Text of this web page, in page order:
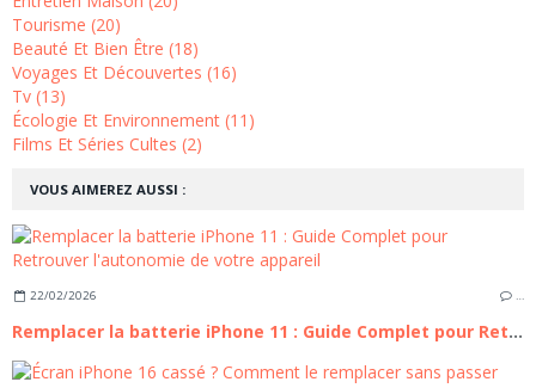
VOUS AIMEREZ AUSSI :
22/02/2026 …
Remplacer la batterie iPhone 11 : Guide Complet pour Retrouver l'autonomie de votre appareil
Tourisme (20)
Beauté Et Bien Être (18)
Voyages Et Découvertes (16)
Tv (13)
Écologie Et Environnement (11)
Films Et Séries Cultes (2)